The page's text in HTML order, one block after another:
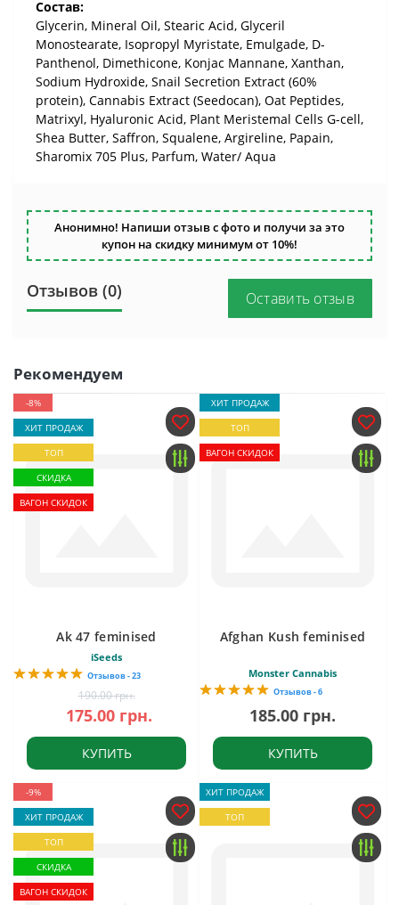
Состав:
Glycerin, Mineral Oil, Stearic Acid, Glyceril
Monostearate, Isopropyl Myristate, Emulgade, D-
Panthenol, Dimethicone, Konjac Mannane, Xanthan,
Sodium Hydroxide, Snail Secretion Extract (60%
protein), Cannabis Extract (Seedocan), Oat Peptides,
Matrixyl, Hyaluronic Acid, Plant Meristemal Cells G-cell,
Shea Butter, Saffron, Squalene, Argireline, Papain,
Sharomix 705 Plus, Parfum, Water/ Aqua
Анонимно! Напиши отзыв с фото и получи за это
купон на скидку минимум от 10%!
Отзывов (0) Оставить отзыв
Рекомендуем
-8%
ХИТ ПРОДАЖ
ТОП
СКИДКА
ВАГОН СКИДОК
Ak 47 feminised
iSeeds
Отзывов - 23
190.00 грн.
175.00 грн.
КУПИТЬ
ХИТ ПРОДАЖ
ТОП
ВАГОН СКИДОК
Afghan Kush feminised
Monster Cannabis
Отзывов - 6
185.00 грн.
КУПИТЬ
-9%
ХИТ ПРОДАЖ
ТОП
СКИДКА
ВАГОН СКИДОК
ХИТ ПРОДАЖ
ТОП